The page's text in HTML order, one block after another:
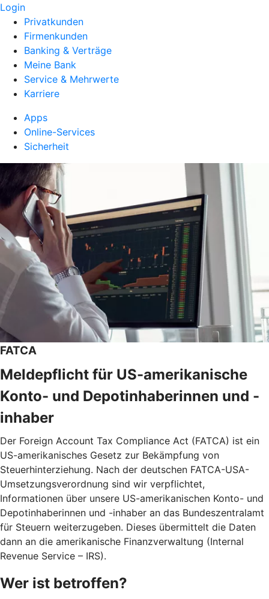
Login
Privatkunden
Firmenkunden
Banking & Verträge
Meine Bank
Service & Mehrwerte
Karriere
Apps
Online-Services
Sicherheit
FATCA
Meldepflicht für US-amerikanische
Konto- und Depotinhaberinnen und -
inhaber
Der Foreign Account Tax Compliance Act (FATCA) ist ein
US-amerikanisches Gesetz zur Bekämpfung von
Steuerhinterziehung. Nach der deutschen FATCA-USA-
Umsetzungsverordnung sind wir verpflichtet,
Informationen über unsere US-amerikanischen Konto- und
Depotinhaberinnen und -inhaber an das Bundeszentralamt
für Steuern weiterzugeben. Dieses übermittelt die Daten
dann an die amerikanische Finanzverwaltung (Internal
Revenue Service – IRS).
Wer ist betroffen?